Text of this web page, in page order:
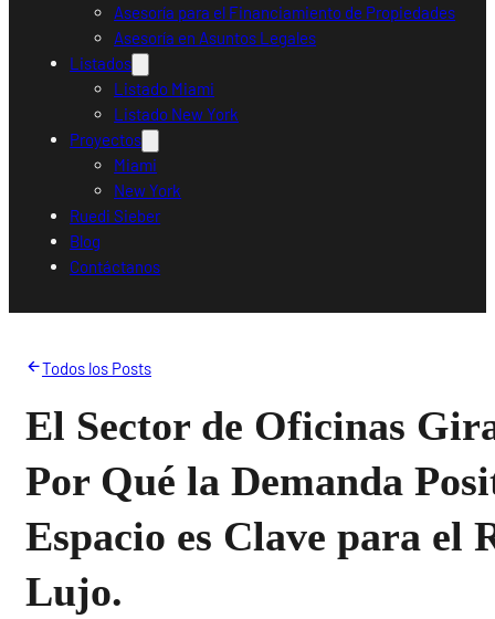
Asesoría para el Financiamiento de Propiedades
Asesoría en Asuntos Legales
Listados
Listado Miami
Listado New York
Proyectos
Miami
New York
Ruedi Sieber
Blog
Contáctanos
Todos los Posts
El Sector de Oficinas
Por Qué la Demanda
Espacio es Clave para el
Lujo.